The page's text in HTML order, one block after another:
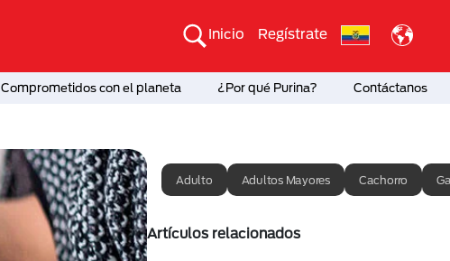
Inicio Regístrate
Comprometidos con el planeta ¿Por qué Purina? Contáctanos
Adulto Adultos Mayores Cachorro
Artículos relacionados